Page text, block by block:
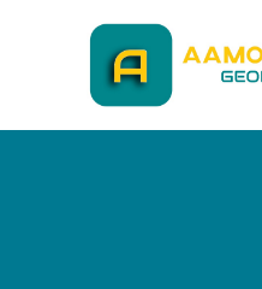
содержимому